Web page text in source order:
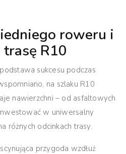
roweru i
R10
sukcesu podczas
na szlaku R10
nawierzchni – od asfaltowych
w uniwersalny
różnych odcinkach trasy.
przygoda wzdłuż